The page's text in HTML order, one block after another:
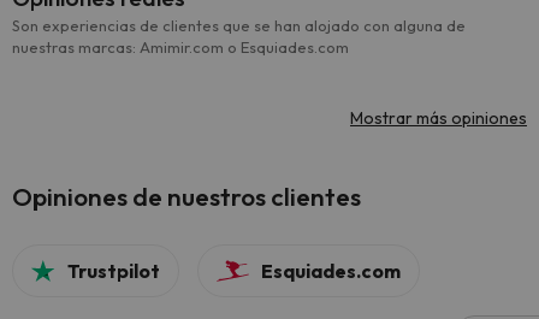
Son experiencias de clientes que se han alojado con alguna de
nuestras marcas: Amimir.com o Esquiades.com
Mostrar más opiniones
Opiniones de nuestros clientes
Trustpilot Esquiades.com